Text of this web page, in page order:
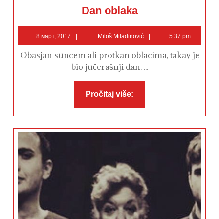
Dan oblakaoblaka
8 март, 2017
2017
Miloš Miladinović 5:37 pm
Obasjan suncem ali protkan oblacima, takav je
bio jučerašnji dan. ...
Pročitaj više: